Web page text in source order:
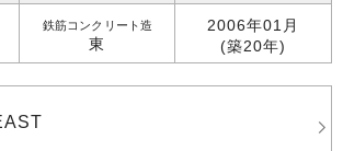
鉄筋コンクリート造
東
2006年01月
(築20年)